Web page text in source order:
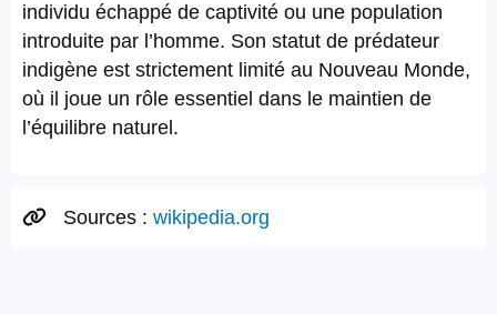
individu échappé de captivité ou une population
introduite par l’homme. Son statut de prédateur
indigène est strictement limité au Nouveau Monde,
où il joue un rôle essentiel dans le maintien de
l’équilibre naturel.
Sources : wikipedia.org